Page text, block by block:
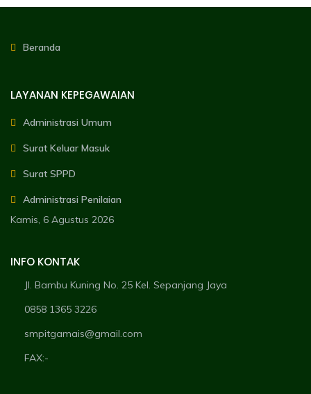
Beranda
LAYANAN KEPEGAWAIAN
Administrasi Umum
Surat Keluar Masuk
Surat SPPD
Administrasi Penilaian
Kamis, 6 Agustus 2026
INFO KONTAK
Jl. Bambu Kuning No. 25 Kel. Sepanjang Jaya
0858 1365 3226
smpitgamais@gmail.com
FAX:-